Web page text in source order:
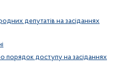
депутатів на засіданнях
порядок доступу на засіданнях